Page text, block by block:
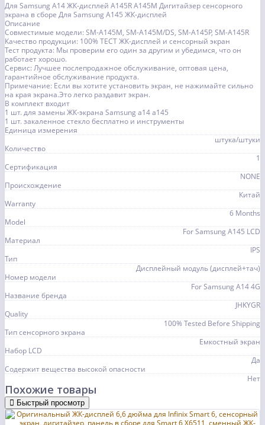
Для Samsung A14 ЖК-дисплей A145R A145M Дигитайзер сенсорного
экрана в сборе Для Samsung A145 ЖК-дисплей
Описание
Совместимые модели: SM-A145M, SM-A145M/DS, SM-A145P, SM-A145R
Качество продукции: 100% ТЕСТ ЖК-дисплей и сенсорный экран
Тест продукта: Мы проверим его один за другим и убедимся, что он
работает хорошо.
Сервис: Лучшее послепродажное обслуживание, оптовая цена,
гарантийное обслуживание продукта.
Примечание: Если вы хотите установить экран, не нажимайте сильно
на края экрана.Это легко раздавит экран.
В комплект входит
1 шт. для замены ЖК-экрана Samsung a14 a145
1 шт. закаленное стекло бесплатно и инструменты
Единица измерения
штука/штуки
Количество
1
Сертификация
NONE
Происхождение
Китай
Warranty
6 Months
Model
For Samsung A145 LCD
Материал
IPS
Тип
Дисплейный модуль (дисплей+тач)
Номер модели
For Samsung A14 4G
Название бренда
JHKYGR
Quality
100% Tested Before Shipping
Тип сенсорного экрана
Емкостный экран
Набор LCD
Да
Содержит вещества высокой опасности
Нет
Похожие товары
Быстрый просмотр